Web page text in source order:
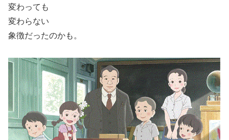
変わっても
変わらない
象徴だったのかも。